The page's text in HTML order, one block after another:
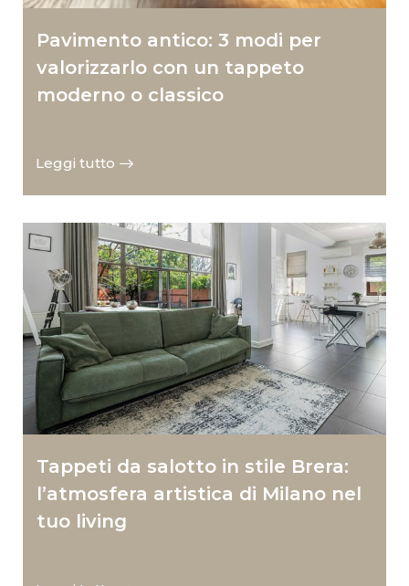
Pavimento antico: 3 modi per
valorizzarlo con un tappeto
moderno o classico
Leggi tutto
Tappeti da salotto in stile Brera:
l’atmosfera artistica di Milano nel
tuo living